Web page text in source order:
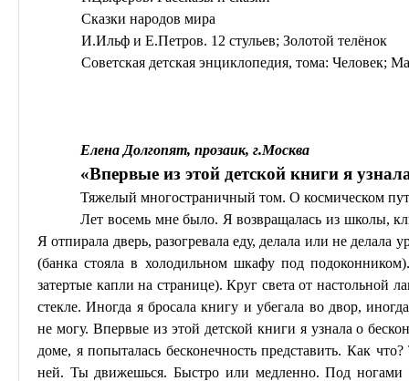
Сказки народов мира
И.Ильф и Е.Петров. 12 стульев; Золотой телёнок
Советская детская энциклопедия, тома: Человек;
Елена Долгопят, прозаик, г.Москва
«Впервые из этой детской книги я
Тяжелый многостраничный том. О космическом
Лет восемь мне было. Я возвращалась из школы,
Я отпирала дверь, разогревала еду, делала или не делала
(банка стояла в холодильном шкафу под
затертые капли на странице). Круг света от настольной
стекле. Иногда я бросала книгу и убегала во двор,
не могу. Впервые из этой детской книги я узнала о
доме, я попыталась бесконечность представить. Как
ней. Ты движешься. Быстро или медленно. Под ногами